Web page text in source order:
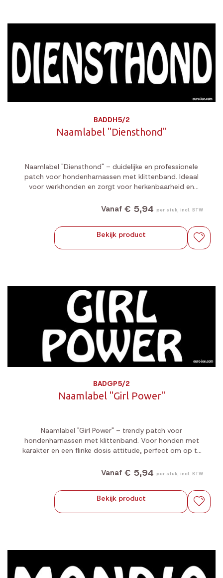
BADDH5/2
Naamlabel "Diensthond"
Naamlabel "Diensthond" – duidelijke en professionele
patch voor hondenharnassen met klittenband. Ideaal
voor werkhonden en zorgt voor herkenbaarheid en
Vanaf € 5,94 per stuk, incl. BTW
Bekijk product
BADGP5/2
Naamlabel "Girl Power"
Naamlabel "Girl Power" – trendy patch voor
hondenharnassen met klittenband. Voor honden met
karakter en een flinke dosis attitude, perfect om op te
Vanaf € 5,94 per stuk, incl. BTW
Bekijk product